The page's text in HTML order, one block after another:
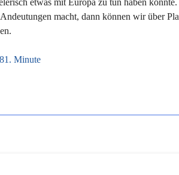
macht, dann können wir über
Minute